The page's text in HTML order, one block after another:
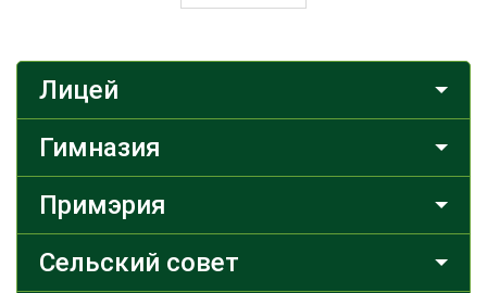
Лицей
Гимназия
Примэрия
Сельский совет